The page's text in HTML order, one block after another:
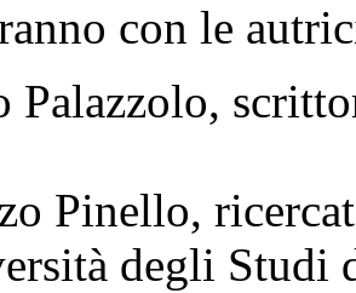
con le
Palazzolo,
Pinello,
degli Studi